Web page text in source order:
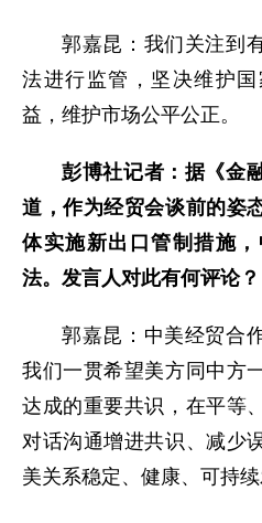
郭嘉昆：我们关注到
法进行监管，坚决维护
益，维护市场公平公正。
彭博社记者：据《金
道，作为经贸会谈前的姿
体实施新出口管制措施
法。发言人对此有何评论？
郭嘉昆：中美经贸合
我们一贯希望美方同中方
达成的重要共识，在平等
对话沟通增进共识、减少
美关系稳定、健康、可持续